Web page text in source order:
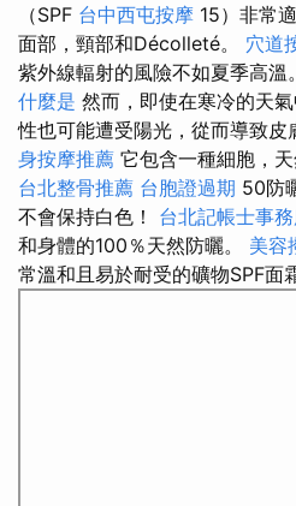
（SPF 台中西屯按摩 15）非常
面部，頸部和Décolleté。 穴道
紫外線輻射的風險不如夏季高溫
什麼是 然而，即使在寒冷的天
性也可能遭受陽光，從而導致皮
身按摩推薦 它包含一種細胞，
台北整骨推薦 台胞證過期 50防
不會保持白色！ 台北記帳士事
和身體的100％天然防曬。 美容
常溫和且易於耐受的礦物SPF面